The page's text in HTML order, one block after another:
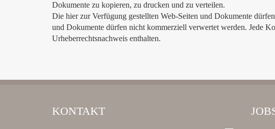
Dokumente zu kopieren, zu drucken und zu verteilen.
Die hier zur Verfügung gestellten Web-Seiten und Dokumente
und Dokumente dürfen nicht kommerziell verwertet werden. Jede
Urheberrechtsnachweis enthalten.
KONTAKT